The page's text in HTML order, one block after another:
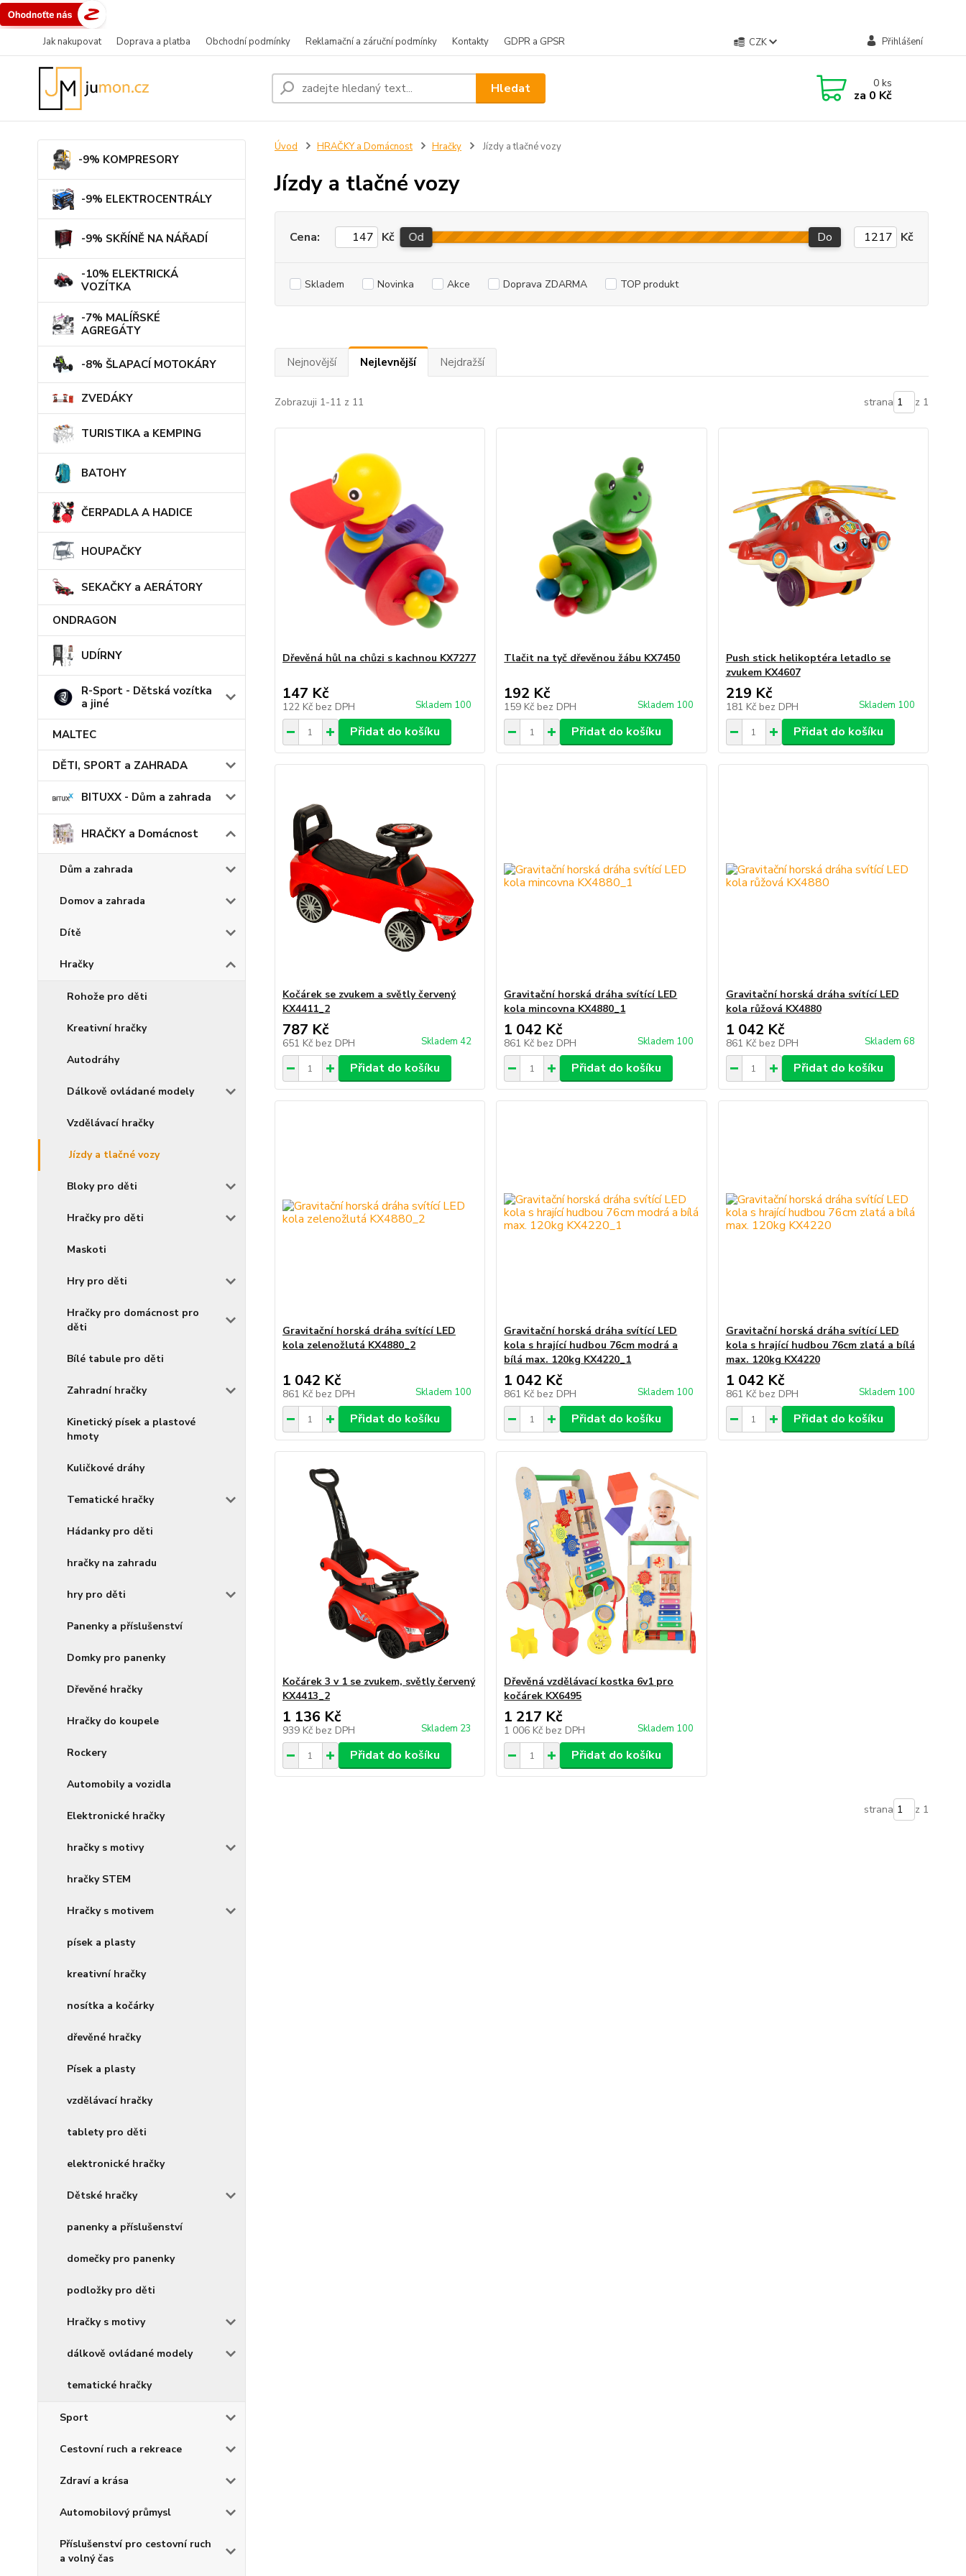
Jak nakupovat Doprava a platba Obchodní podmínky Reklamační a záruční podmínky Kontakty GDPR a GPSR CZK Přihlášení
Hledat 0ks
za 0 Kč
-9% KOMPRESORY
-9% ELEKTROCENTRÁLY
-9% SKŘÍNĚ NA NÁŘADÍ
-10% ELEKTRICKÁ
VOZÍTKA
-7% MALÍŘSKÉ
AGREGÁTY
-8% ŠLAPACÍ MOTOKÁRY
ZVEDÁKY
TURISTIKA a KEMPING
BATOHY
ČERPADLA A HADICE
HOUPAČKY
SEKAČKY a AERÁTORY
ONDRAGON
UDÍRNY
R-Sport - Dětská vozítka
a jiné
MALTEC
DĚTI, SPORT a ZAHRADA
BITUXX - Dům a zahrada
HRAČKY a Domácnost
Dům a zahrada
Domov a zahrada
Dítě
Hračky
Rohože pro děti
Kreativní hračky
Autodráhy
Dálkově ovládané modely
Vzdělávací hračky
Jízdy a tlačné vozy
Bloky pro děti
Hračky pro děti
Maskoti
Hry pro děti
Hračky pro domácnost pro
děti
Bílé tabule pro děti
Zahradní hračky
Kinetický písek a plastové
hmoty
Kuličkové dráhy
Tematické hračky
Hádanky pro děti
hračky na zahradu
hry pro děti
Panenky a příslušenství
Domky pro panenky
Dřevěné hračky
Hračky do koupele
Rockery
Automobily a vozidla
Elektronické hračky
hračky s motivy
hračky STEM
Hračky s motivem
písek a plasty
kreativní hračky
nosítka a kočárky
dřevěné hračky
Písek a plasty
vzdělávací hračky
tablety pro děti
elektronické hračky
Dětské hračky
panenky a příslušenství
domečky pro panenky
podložky pro děti
Hračky s motivy
dálkově ovládané modely
tematické hračky
Sport
Cestovní ruch a rekreace
Zdraví a krása
Automobilový průmysl
Příslušenství pro cestovní ruch
a volný čas
Úvod HRAČKY a Domácnost Hračky Jízdy a tlačné vozy
Jízdy a tlačné vozy
Cena: Kč Od Do Kč
Skladem Novinka Akce Doprava ZDARMA TOP produkt
Nejnovější Nejlevnější Nejdražší
Zobrazuji 1-11 z 11 strana z 1
Dřevěná hůl na chůzi s kachnou KX7277
147 Kč
122 Kč bez DPH Skladem 100
Přidat do košíku
Tlačit na tyč dřevěnou žábu KX7450
192 Kč
159 Kč bez DPH Skladem 100
Přidat do košíku
Push stick helikoptéra letadlo se
zvukem KX4607
219 Kč
181 Kč bez DPH Skladem 100
Přidat do košíku
Kočárek se zvukem a světly červený
KX4411_2
787 Kč
651 Kč bez DPH Skladem 42
Přidat do košíku
Gravitační horská dráha svítící LED
kola mincovna KX4880_1
1 042 Kč
861 Kč bez DPH Skladem 100
Přidat do košíku
Gravitační horská dráha svítící LED
kola růžová KX4880
1 042 Kč
861 Kč bez DPH Skladem 68
Přidat do košíku
Gravitační horská dráha svítící LED
kola zelenožlutá KX4880_2
1 042 Kč
861 Kč bez DPH Skladem 100
Přidat do košíku
Gravitační horská dráha svítící LED
kola s hrající hudbou 76cm modrá a
bílá max. 120kg KX4220_1
1 042 Kč
861 Kč bez DPH Skladem 100
Přidat do košíku
Gravitační horská dráha svítící LED
kola s hrající hudbou 76cm zlatá a bílá
max. 120kg KX4220
1 042 Kč
861 Kč bez DPH Skladem 100
Přidat do košíku
Kočárek 3 v 1 se zvukem, světly červený
KX4413_2
1 136 Kč
939 Kč bez DPH Skladem 23
Přidat do košíku
Dřevěná vzdělávací kostka 6v1 pro
kočárek KX6495
1 217 Kč
1 006 Kč bez DPH Skladem 100
Přidat do košíku
strana z 1